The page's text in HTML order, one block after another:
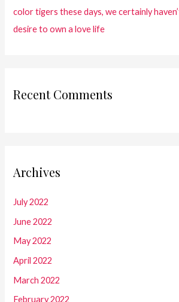
color tigers these days, we certainly
desire to own a love life
Recent Comments
Archives
July 2022
June 2022
May 2022
April 2022
March 2022
February 2022